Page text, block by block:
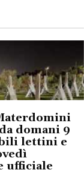
domani 9
lettini e
ufficiale